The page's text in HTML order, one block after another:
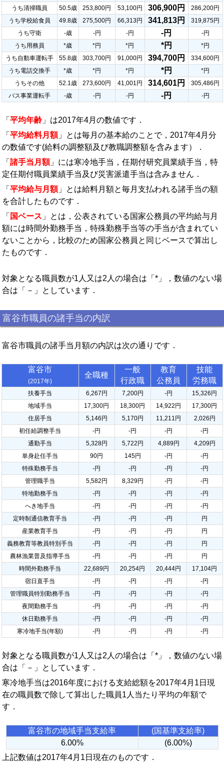
うち清掃職員
50.5歳 253,800円 53,100円 306,900円
286,200円
うち学校給食員
49.8歳 275,500円 66,313円 341,813円
319,875円
うち守衛
-歳 -円 -円 -円
-円
うち用務員
*歳 *円 *円 *円
*円
うち自動車運転手
55.8歳 303,700円 91,000円 394,700円
334,600円
うち電話交換手
*歳 *円 *円 *円
*円
うちその他
52.1歳 273,600円 41,001円 314,601円
305,486円
バス事業運転手
-歳 -円 -円 -円 -円
「 平均年齢 」は2017年4月の数値です．
「 平均給料月額」とは毎月の基本給のことで，2017年4月分
の数値です(給料の調整額及び教職調整額を含みます）．
「 諸手当月額」には寒冷地手当，任期付研究員業績手当，特
定任期付職員業績手当及び災害派遣手当は含みません．
「 平均給与月額」とは給料月額と毎月支払われる諸手当の額
を合計したものです．
「 国ベース 」とは，公表されている国家公務員の平均給与月
額には時間外勤務手当，特殊勤務手当等の手当が含まれてい
ないことから，比較のため国家公務員と同じベースで算出し
たものです．
対象となる職員数が1人又は2人の場合は「*」，数値のない場
合は「－」としています．
富谷市職員の諸手当の内訳
富谷市職員の諸手当月額の内訳は次の通りです．
富谷市
(2017年)
全職種
一般
行政職
教育
公務員
技能
労務職
扶養手当 6,267円 7,200円 -円
15,326円
地域手当
17,300円 18,300円 14,922円
17,300円
住居手当
5,146円 5,170円 11,211円
2,026円
初任給調整手当
-円 -円 -円
-円
通勤手当
5,328円 5,722円 4,889円
4,209円
単身赴任手当
90円 145円 -円
-円
特殊勤務手当
-円 -円 -円
-円
管理職手当
5,582円 8,329円 -円
-円
特地勤務手当
-円 -円 -円
-円
へき地手当
-円 -円 -円
-円
定時制通信教育手当
-円 -円 -円
円
産業教育手当
-円 -円 -円
円
義務教育等教員特別手当
-円 -円 -円
円
農林漁業普及指導手当
-円 -円 -円
円
時間外勤務手当
22,689円 20,254円 20,444円
17,104円
宿日直手当
-円 -円 -円
-円
管理職員特別勤務手当
-円 -円 -円
-円
夜間勤務手当
-円 -円 -円
-円
休日勤務手当
-円 -円 -円
-円
寒冷地手当(年額)
-円 -円 -円 -円
対象となる職員数が1人又は2人の場合は「*」，数値のない場
合は「－」としています．
寒冷地手当は2016年度における支給総額を2017年4月1日現
在の職員数で除して算出した職員1人当たり平均の年額で
す．
富谷市の地域手当支給率
(国基準支給率)
6.00%
(6.00%)
上記数値は2017年4月1日現在のものです．